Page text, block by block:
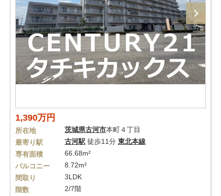
1,390万円
所在地 茨城県古河市本町４丁目
最寄り駅
古河駅 徒歩11分 東北本線
専有面積
66.68m²
バルコニー
8.72m²
間取り
3LDK
階数
2/7階